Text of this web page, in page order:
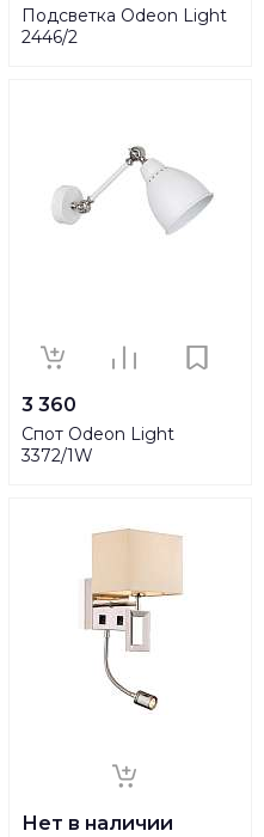
Подсветка Odeon Light
2446/2
3 360
Спот Odeon Light
3372/1W
Нет в наличии